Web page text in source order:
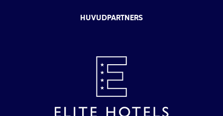
HUVUDPARTNERS